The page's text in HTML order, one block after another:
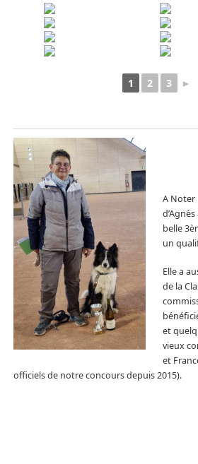
1 2 3 ►
A Noter
belle
un
Elle a
de la
et
vieux
et
officiels de notre concours depuis 2015).